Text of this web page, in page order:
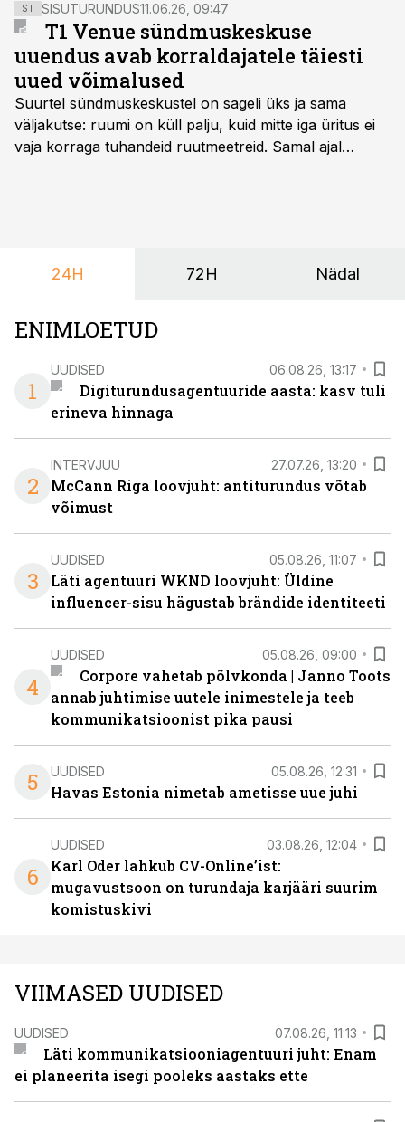
ST SISUTURUNDUS11.06.26, 09:47
T1 Venue sündmuskeskuse
uuendus avab korraldajatele täiesti
uued võimalused
Suurtel sündmuskeskustel on sageli üks ja sama
väljakutse: ruumi on küll palju, kuid mitte iga üritus ei
vaja korraga tuhandeid ruutmeetreid. Samal ajal
nendele vajadustele vastanud uuendusega, mis pakub
24H 72H Nädal
ENIMLOETUD
1
UUDISED 06.08.26, 13:17
Digiturundusagentuuride aasta: kasv tuli
erineva hinnaga
2
INTERVJUU 27.07.26, 13:20
McCann Riga loovjuht: antiturundus võtab
võimust
3
UUDISED 05.08.26, 11:07
Läti agentuuri WKND loovjuht: Üldine
influencer-sisu hägustab brändide identiteeti
4
UUDISED 05.08.26, 09:00
Corpore vahetab põlvkonda | Janno Toots
annab juhtimise uutele inimestele ja teeb
kommunikatsioonist pika pausi
5 UUDISED 05.08.26, 12:31
Havas Estonia nimetab ametisse uue juhi
6
UUDISED 03.08.26, 12:04
Karl Oder lahkub CV-Online’ist:
mugavustsoon on turundaja karjääri suurim
komistuskivi
VIIMASED UUDISED
UUDISED 07.08.26, 11:13
Läti kommunikatsiooniagentuuri juht: Enam
ei planeerita isegi pooleks aastaks ette